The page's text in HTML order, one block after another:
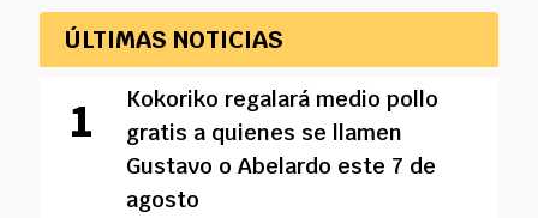
ÚLTIMAS NOTICIAS
Kokoriko regalará medio pollo
gratis a quienes se llamen
Gustavo o Abelardo este 7 de
agosto